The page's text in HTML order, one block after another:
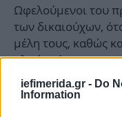
iefimerida.gr - Do
Information
Ωφελούμενοι του
των δικαιούχων,
μέλη τους, καθώς
ηλικίας άνω των
ότι είναι έμμεσα
άλλου γονέα.